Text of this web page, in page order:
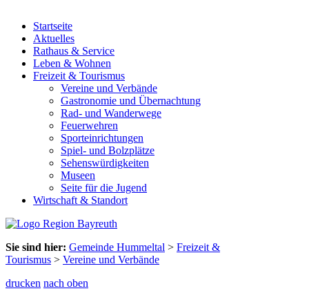
Startseite
Aktuelles
Rathaus & Service
Leben & Wohnen
Freizeit & Tourismus
Vereine und Verbände
Gastronomie und Übernachtung
Rad- und Wanderwege
Feuerwehren
Sporteinrichtungen
Spiel- und Bolzplätze
Sehenswürdigkeiten
Museen
Seite für die Jugend
Wirtschaft & Standort
Sie sind hier: Gemeinde Hummeltal > Freizeit &
Tourismus > Vereine und Verbände
drucken nach oben